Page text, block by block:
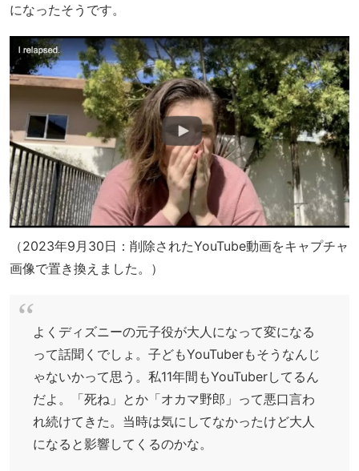
になったそうです。
（2023年9月30日：削除されたYouTube動画をキャプチャ
画像で置き換えました。）
よくディズニーの元子役が大人になって変になる
って話聞くでしょ。子どもYouTuberもそうなんじ
ゃないかって思う。私11年間もYouTuberしてるん
だよ。「死ね」とか「オカマ野郎」って悪口言わ
れ続けてきた。当時は気にしてなかったけど大人
になると影響してくるのかな。